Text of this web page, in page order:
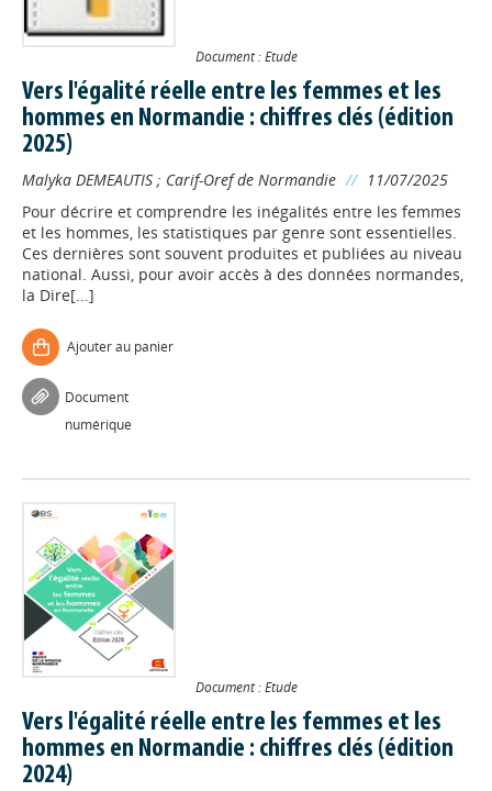
Document : Etude
Vers l'égalité réelle entre les femmes et les
hommes en Normandie : chiffres clés (édition
2025)
Malyka DEMEAUTIS ; Carif-Oref de Normandie // 11/07/2025
Pour décrire et comprendre les inégalités entre les femmes
et les hommes, les statistiques par genre sont essentielles.
Ces dernières sont souvent produites et publiées au niveau
national. Aussi, pour avoir accès à des données normandes,
la Dire[...]
Ajouter au panier
Document
numérique
Document : Etude
Vers l'égalité réelle entre les femmes et les
hommes en Normandie : chiffres clés (édition
2024)